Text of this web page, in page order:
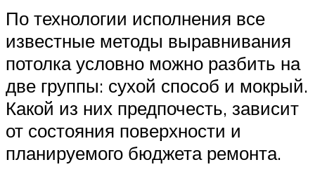
По технологии исполнения все
известные методы выравнивания
потолка условно можно разбить на
две группы: сухой способ и мокрый.
Какой из них предпочесть, зависит
от состояния поверхности и
планируемого бюджета ремонта.